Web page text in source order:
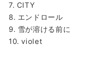
7. CITY
8. エンドロール
9. 雪が溶ける前に
10. violet